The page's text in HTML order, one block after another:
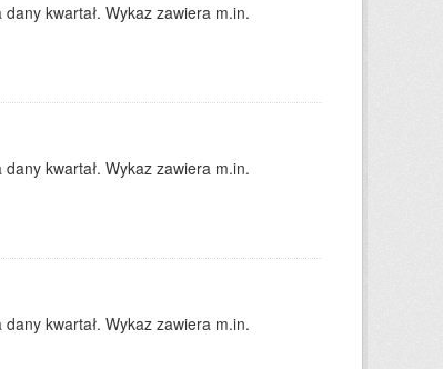
kwartał. Wykaz zawiera m.in.
kwartał. Wykaz zawiera m.in.
kwartał. Wykaz zawiera m.in.